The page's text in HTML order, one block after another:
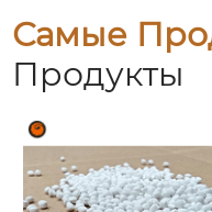
Самые
Продукты